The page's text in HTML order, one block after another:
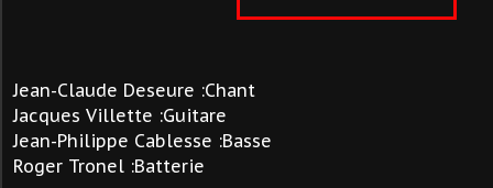
Jean-Claude Deseure :Chant
Jacques Villette :Guitare
Jean-Philippe Cablesse :Basse
Roger Tronel :Batterie